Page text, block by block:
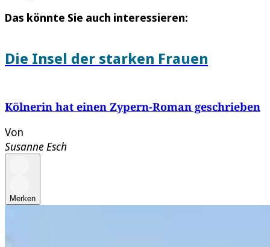
Das könnte Sie auch interessieren:
Die Insel der starken Frauen
Kölnerin hat einen Zypern-Roman geschrieben
Von
Susanne Esch
Merken